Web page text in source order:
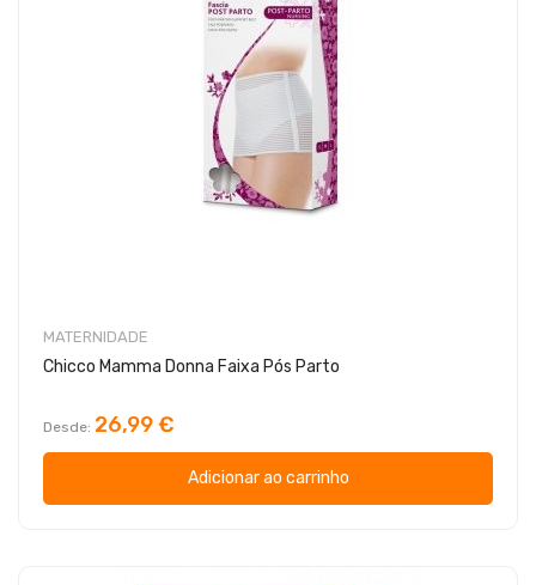
MATERNIDADE
Chicco Mamma Donna Faixa Pós Parto
Desde 26,99 €
Adicionar ao carrinho